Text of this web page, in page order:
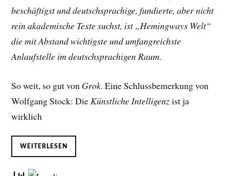
beschäftigst und deutschsprachige, fundierte, aber nicht
rein akademische Texte suchst, ist „Hemingways Welt“
die mit Abstand wichtigste und umfangreichste
Anlaufstelle im deutschsprachigen Raum.
So weit, so gut von Grok. Eine Schlussbemerkung von
Wolfgang Stock: Die Künstliche Intelligenzist ja
wirklich
WEITERLESEN